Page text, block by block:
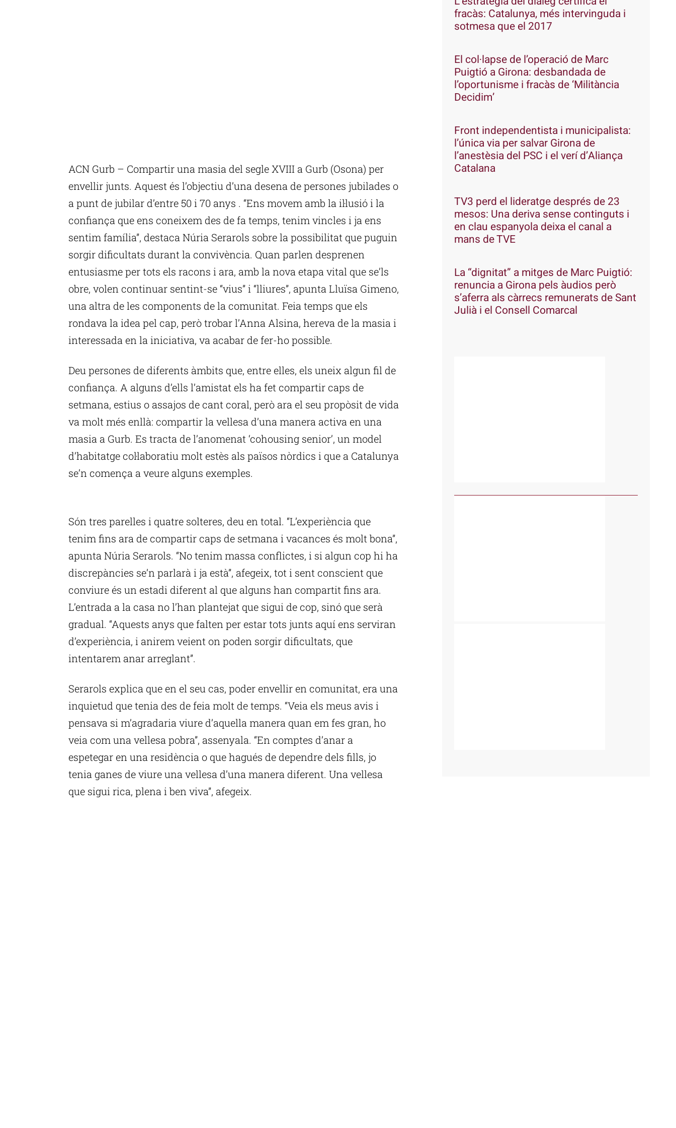
ACN Gurb – Compartir una masia del segle XVIII a Gurb (Osona) per
envellir junts. Aquest és l’objectiu d’una desena de persones jubilades o
a punt de jubilar d’entre 50 i 70 anys . “Ens movem amb la il·lusió i la
confiança que ens coneixem des de fa temps, tenim vincles i ja ens
sentim família”, destaca Núria Serarols sobre la possibilitat que puguin
sorgir dificultats durant la convivència. Quan parlen desprenen
entusiasme per tots els racons i ara, amb la nova etapa vital que se’ls
obre, volen continuar sentint-se “vius” i “lliures”, apunta Lluïsa Gimeno,
una altra de les components de la comunitat. Feia temps que els
rondava la idea pel cap, però trobar l’Anna Alsina, hereva de la masia i
interessada en la iniciativa, va acabar de fer-ho possible.
Deu persones de diferents àmbits que, entre elles, els uneix algun fil de
confiança. A alguns d’ells l’amistat els ha fet compartir caps de
setmana, estius o assajos de cant coral, però ara el seu propòsit de vida
va molt més enllà: compartir la vellesa d’una manera activa en una
masia a Gurb. Es tracta de l’anomenat ‘cohousing senior’, un model
d’habitatge col·laboratiu molt estès als països nòrdics i que a Catalunya
se’n comença a veure alguns exemples.
Són tres parelles i quatre solteres, deu en total. “L’experiència que
tenim fins ara de compartir caps de setmana i vacances és molt bona”,
apunta Núria Serarols. “No tenim massa conflictes, i si algun cop hi ha
discrepàncies se’n parlarà i ja està”, afegeix, tot i sent conscient que
conviure és un estadi diferent al que alguns han compartit fins ara.
L’entrada a la casa no l’han plantejat que sigui de cop, sinó que serà
gradual. “Aquests anys que falten per estar tots junts aquí ens serviran
d’experiència, i anirem veient on poden sorgir dificultats, que
intentarem anar arreglant”.
Serarols explica que en el seu cas, poder envellir en comunitat, era una
inquietud que tenia des de feia molt de temps. “Veia els meus avis i
pensava si m’agradaria viure d’aquella manera quan em fes gran, ho
veia com una vellesa pobra”, assenyala. “En comptes d’anar a
espetegar en una residència o que hagués de dependre dels fills, jo
tenia ganes de viure una vellesa d’una manera diferent. Una vellesa
que sigui rica, plena i ben viva”, afegeix.
fracàs: Catalunya, més intervinguda i
sotmesa que el 2017
El col·lapse de l’operació de Marc
Puigtió a Girona: desbandada de
l’oportunisme i fracàs de ‘Militància
Decidim’
Front independentista i municipalista:
l’única via per salvar Girona de
l’anestèsia del PSC i el verí d’Aliança
Catalana
TV3 perd el lideratge després de 23
mesos: Una deriva sense continguts i
en clau espanyola deixa el canal a
mans de TVE
La “dignitat” a mitges de Marc Puigtió:
renuncia a Girona pels àudios però
s’aferra als càrrecs remunerats de Sant
Julià i el Consell Comarcal